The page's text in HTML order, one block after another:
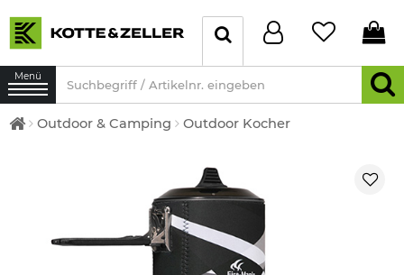
Menü
Outdoor & Camping Outdoor Kocher